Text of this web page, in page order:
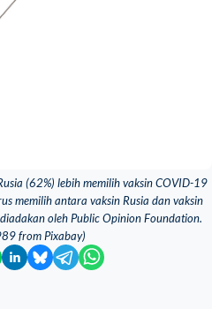
(62%) lebih memilih vaksin COVID-19
memilih antara vaksin Rusia dan vaksin
oleh Public Opinion Foundation.
from Pixabay)